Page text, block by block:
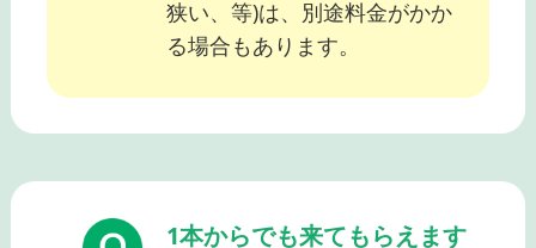
狭い、等)は、別途料金がかか
る場合もあります。
1本からでも来てもらえます